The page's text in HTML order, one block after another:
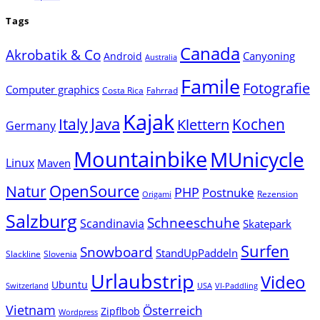
Tags
Akrobatik & Co Android Australia Canada Canyoning
Computer graphics Costa Rica Fahrrad Famile Fotografie
Germany Italy Java Kajak Klettern Kochen
Linux Maven MountainbikeMUnicycle
NaturOpenSource Origami PHP Postnuke Rezension
SalzburgScandinavia Schneeschuhe Skatepark
Slackline Slovenia Snowboard StandUpPaddeln Surfen
Switzerland Ubuntu Urlaubstrip USA VI-Paddling Video
Vietnam Wordpress Zipflbob Österreich